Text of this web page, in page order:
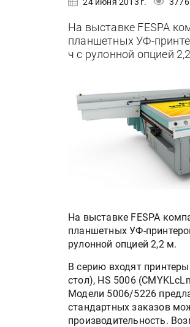
На выставке FESPA
планшетных УФ-
ч с рулонной опцией
На выставке FESPA
планшетных УФ-
рулонной опцией 2,2 м.
В серию входят
стол), HS 5006
Модели 5006/5226
стандартных заказов
производительность.